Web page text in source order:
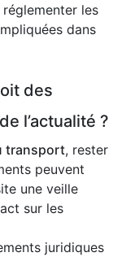
les
dans
des
l’actualité ?
transport, rester
peuvent
une veille
sur les
juridiques